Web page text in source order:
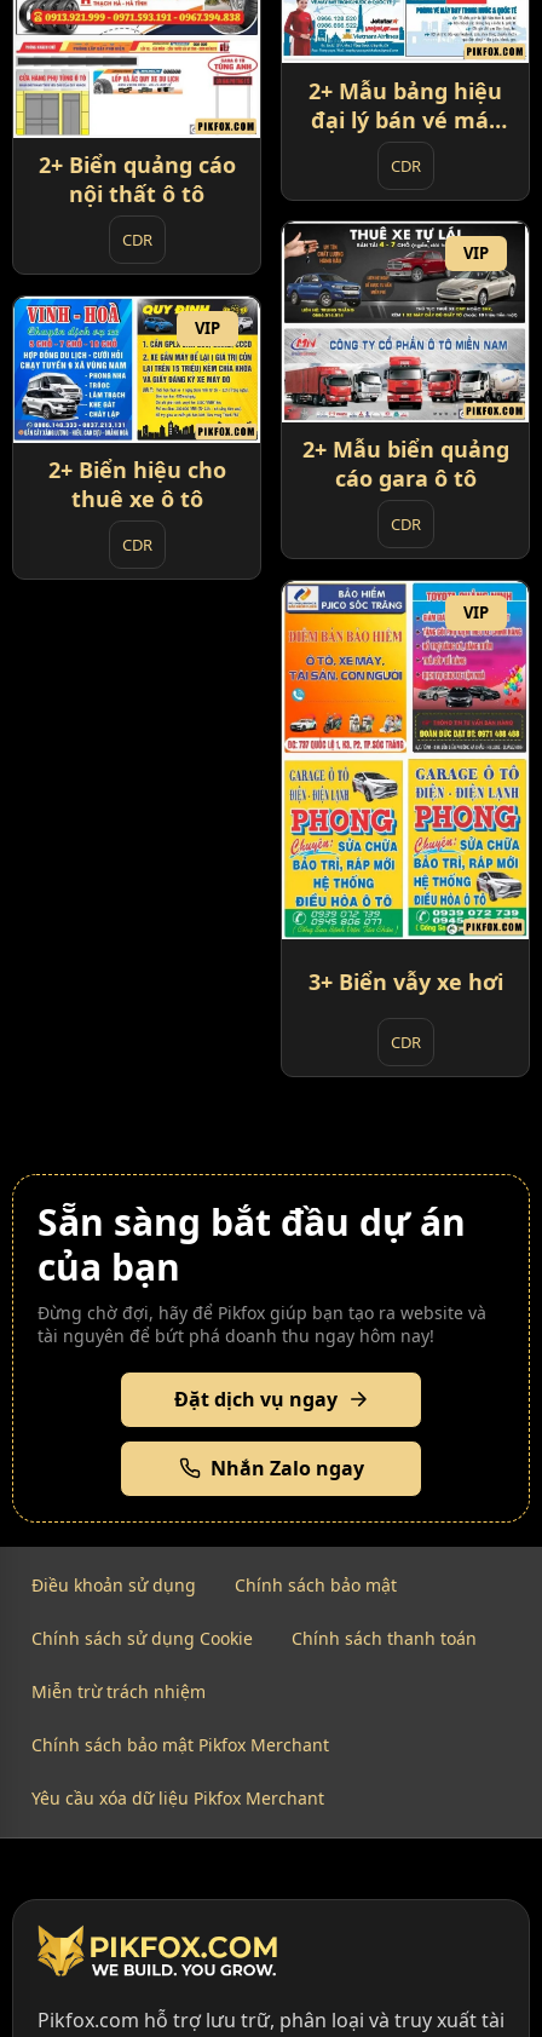
2+ Mẫu bảng hiệu
đại lý bán vé máy
bay
CDR
2+ Biển quảng cáo
nội thất ô tô
CDR
VIP
2+ Mẫu biển quảng
cáo gara ô tô
CDR
VIP
2+ Biển hiệu cho
thuê xe ô tô
CDR
VIP
3+ Biển vẫy xe hơi
CDR
Sẵn sàng bắt đầu dự án
của bạn
Đừng chờ đợi, hãy để Pikfox giúp bạn tạo ra website và
tài nguyên để bứt phá doanh thu ngay hôm nay!
Đặt dịch vụ ngay
Nhắn Zalo ngay
Điều khoản sử dụng Chính sách bảo mật
Chính sách sử dụng Cookie Chính sách thanh toán
Miễn trừ trách nhiệm
Chính sách bảo mật Pikfox Merchant
Yêu cầu xóa dữ liệu Pikfox Merchant
Pikfox.com hỗ trợ lưu trữ, phân loại và truy xuất tài